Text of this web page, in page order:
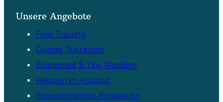
Unsere Angebote
Freie Trauung
Queere Trauungen
Elopement & Tiny Wedding
Heiraten im Ausland
Eheversprechen-Erneuerung